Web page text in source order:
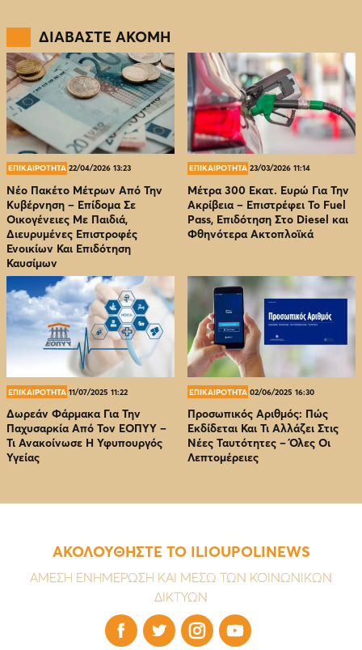
ΔΙΑΒΑΣΤΕ ΑΚΟΜΗ
ΕΠΙΚΑΙΡΟΤΗΤΑ 22/04/2026 13:23
Νέο Πακέτο Μέτρων Από Την
Κυβέρνηση – Επίδομα Σε
Οικογένειες Με Παιδιά,
Διευρυμένες Επιστροφές
Ενοικίων Και Επιδότηση
Καυσίμων
ΕΠΙΚΑΙΡΟΤΗΤΑ 23/03/2026 11:14
Μέτρα 300 Εκατ. Ευρώ Για Την
Ακρίβεια – Επιστρέφει Το Fuel
Pass, Επιδότηση Στο Diesel και
Φθηνότερα Ακτοπλοϊκά
ΕΠΙΚΑΙΡΟΤΗΤΑ 11/07/2025 11:22
Δωρεάν Φάρμακα Για Την
Παχυσαρκία Από Τον EOΠΥΥ –
Τι Ανακοίνωσε Η Υφυπουργός
Υγείας
ΕΠΙΚΑΙΡΟΤΗΤΑ 02/06/2025 16:30
Προσωπικός Αριθμός: Πώς
Εκδίδεται Και Τι Αλλάζει Στις
Νέες Ταυτότητες – Όλες Οι
Λεπτομέρειες
ΑΚΟΛΟΥΘΗΣΤΕ ΤΟ ILIOUPOLINEWS
ΑΜΕΣΗ ΕΝΗΜΕΡΩΣΗ ΚΑΙ ΜΕΣΩ ΤΩΝ ΚΟΙΝΩΝΙΚΩΝ
ΔΙΚΤΥΩΝ
   